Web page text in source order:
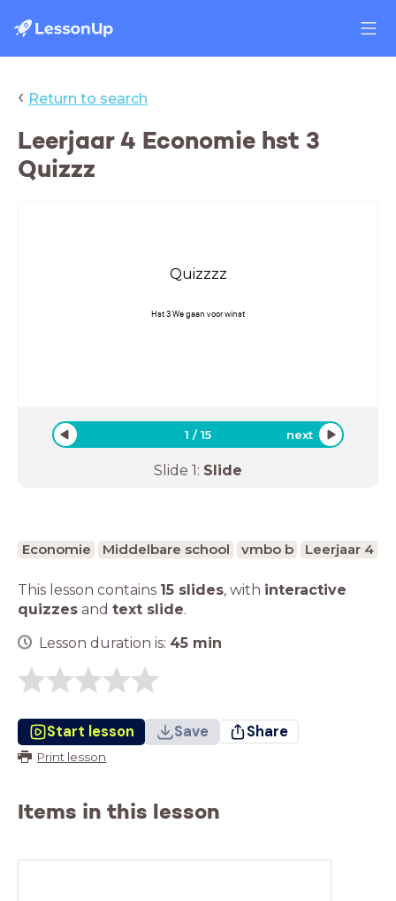
‹ Return to search
Leerjaar 4 Economie hst 3
Quizzz
Quizzzz
Hst 3 We gaan voor winst
1 /15 next
Slide 1: Slide
Economie Middelbare school vmbo b Leerjaar 4
This lesson contains 15 slides, with interactive
quizzes and text slide.
Lesson duration is: 45 min
Start lesson Save Share
Print lesson
Items in this lesson